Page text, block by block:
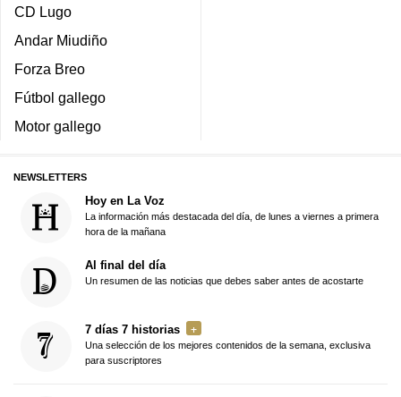
CD Lugo
Andar Miudiño
Forza Breo
Fútbol gallego
Motor gallego
NEWSLETTERS
Hoy en La Voz
La información más destacada del día, de lunes a viernes a primera
hora de la mañana
Al final del día
Un resumen de las noticias que debes saber antes de acostarte
7 días 7 historias
Una selección de los mejores contenidos de la semana, exclusiva
para suscriptores